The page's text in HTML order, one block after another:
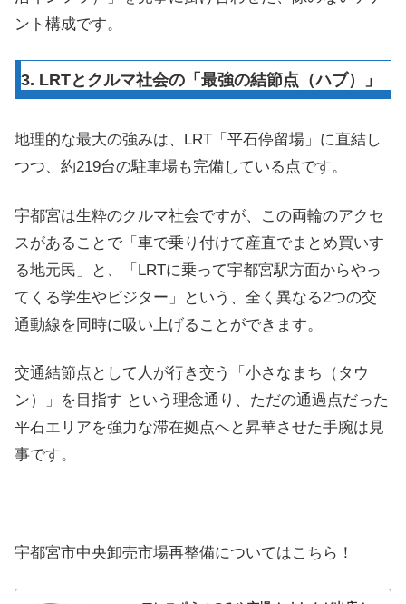
ント構成です。
3. LRTとクルマ社会の「最強の結節点（ハブ）」
地理的な最大の強みは、LRT「平石停留場」に直結し
つつ、約219台の駐車場も完備している点です。
宇都宮は生粋のクルマ社会ですが、この両輪のアクセ
スがあることで「車で乗り付けて産直でまとめ買いす
る地元民」と、「LRTに乗って宇都宮駅方面からやっ
てくる学生やビジター」という、全く異なる2つの交
通動線を同時に吸い上げることができます。
交通結節点として人が行き交う「小さなまち（タウ
ン）」を目指す という理念通り、ただの通過点だった
平石エリアを強力な滞在拠点へと昇華させた手腕は見
事です。
宇都宮市中央卸売市場再整備についてはこちら！